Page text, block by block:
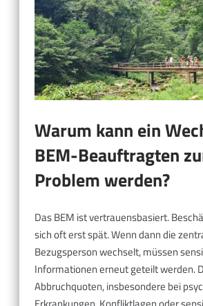
Warum kann ein
BEM-Beauftragten
Problem werden?
Das BEM ist vertrauensbasiert.
sich oft erst spät. Wenn dann die
Bezugsperson wechselt, müssen
Informationen erneut geteilt werden.
Abbruchquoten, insbesondere bei